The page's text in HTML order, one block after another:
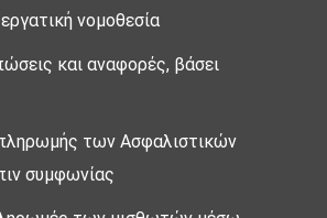
νομοθεσία
και αναφορές, βάσει
των Ασφαλιστικών
συμφωνίας